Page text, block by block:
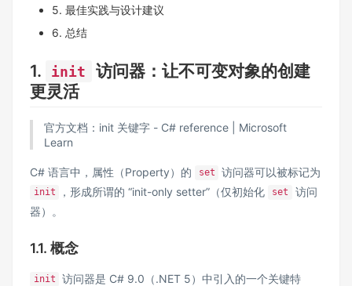
5. 最佳实践与设计建议
6. 总结
1. init
访问器：让不可变对象的创建
更灵活
官方文档： init 关键字 - C# reference | Microsoft
Learn
C# 语言中，属性（Property）的 set 访问器可以被标记为
init ，形成所谓的 “init-only setter”（仅初始化 set
访问
器）。
1.1. 概念
init
访问器是 C# 9.0（.NET 5）中引入的一个关键特